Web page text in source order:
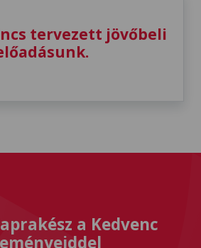
tervezett jövőbeli
a Kedvenc